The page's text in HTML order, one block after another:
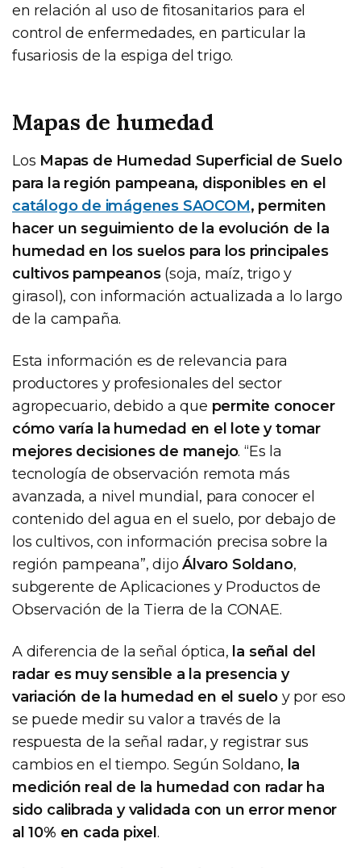
en relación al uso de fitosanitarios para el
control de enfermedades, en particular la
fusariosis de la espiga del trigo.
Mapas de humedad
Los Mapas de Humedad Superficial de Suelo
para la región pampeana, disponibles en el
catálogo de imágenes SAOCOM, permiten
hacer un seguimiento de la evolución de la
humedad en los suelos para los principales
cultivos pampeanos(soja, maíz, trigo y
girasol), con información actualizada a lo largo
de la campaña.
Esta información es de relevancia para
productores y profesionales del sector
agropecuario, debido a que permite conocer
cómo varía la humedad en el lote y tomar
mejores decisiones de manejo. “Es la
tecnología de observación remota más
avanzada, a nivel mundial, para conocer el
contenido del agua en el suelo, por debajo de
los cultivos, con información precisa sobre la
región pampeana”, dijoÁlvaro Soldano,
subgerente de Aplicaciones y Productos de
Observación de la Tierra de la CONAE.
A diferencia de la señal óptica, la señal del
radar es muy sensible a la presencia y
variación de la humedad en el suelo y por eso
se puede medir su valor a través de la
respuesta de la señal radar, y registrar sus
cambios en el tiempo. Según Soldano, la
medición real de la humedad con radar ha
sido calibrada y validada con un error menor
al 10% en cada pixel.